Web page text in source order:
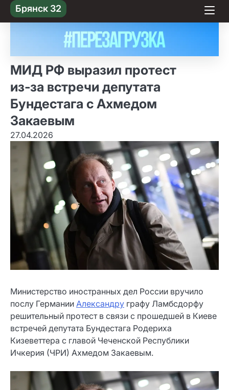
Skip
to content
Брянск 32
МИД РФ выразил протест
из‑за встречи депутата
Бундестага с Ахмедом
Закаевым
27.04.2026
Министерство иностранных дел России вручило
послу Германии Александру графу Ламбсдорфу
решительный протест в связи с прошедшей в Киеве
встречей депутата Бундестага Родериха
Кизеветтера с главой Чеченской Республики
Ичкерия (ЧРИ) Ахмедом Закаевым.